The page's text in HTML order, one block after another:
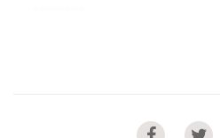
Share